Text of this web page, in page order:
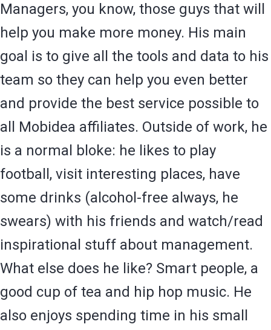
Managers, you know, those guys that will
help you make more money. His main
goal is to give all the tools and data to his
team so they can help you even better
and provide the best service possible to
all Mobidea affiliates. Outside of work, he
is a normal bloke: he likes to play
football, visit interesting places, have
some drinks (alcohol-free always, he
swears) with his friends and watch/read
inspirational stuff about management.
What else does he like? Smart people, a
good cup of tea and hip hop music. He
also enjoys spending time in his small